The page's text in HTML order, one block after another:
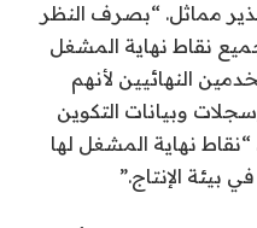
مماثل. “بصرف النظر
نقاط نهاية المشغل
النهائيين لأنهم
وبيانات التكوين
نهاية المشغل لها
بيئة الإنتاج.”